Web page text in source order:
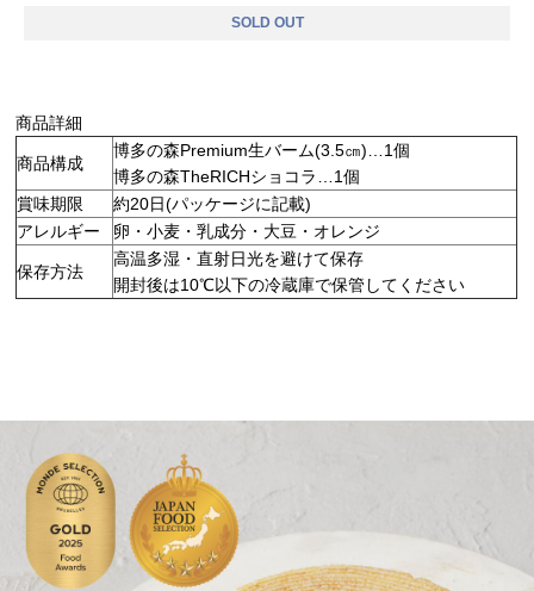
SOLD OUT
商品詳細
商品構成
博多の森Premium生バーム(3.5㎝)…1個
博多の森TheRICHショコラ…1個
賞味期限
約20日(パッケージに記載)
アレルギー
卵・小麦・乳成分・大豆・オレンジ
保存方法
高温多湿・直射日光を避けて保存
開封後は10℃以下の冷蔵庫で保管してください